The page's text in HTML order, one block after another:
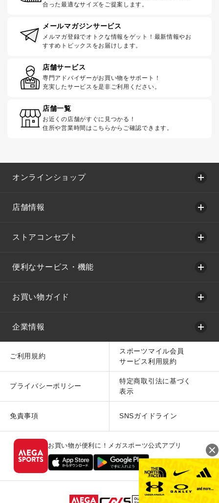
合った最適なサイズをご提案します。
メールマガジンサービス
メルマガ登録でオトクな情報をゲット！最新情報やお
すすめトピックスをお届けします。
店舗サービス
専門アドバイザーがお買い物をサポート！
充実したサービスを是非ご利用ください。
店舗一覧
お近くの店舗がすぐに見つかる！
住所や営業時間はこちらからご確認できます。
オンラインショップ
店舗情報
ストアコンセプト
便利なサービス・機能
お買い物ガイド
企業情報
ご利用規約
スポーツマイル会員
サービス利用規約
プライバシーポリシー
特定商取引法に基づく
表示
免責事項 SNSガイドライン
お買い物が便利に！メガスポーツ公式アプリ